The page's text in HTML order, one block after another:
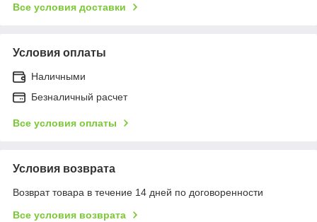
Все условия доставки
Условия оплаты
Наличными
Безналичный расчет
Все условия оплаты
Условия возврата
Возврат товара в течение 14 дней по договоренности
Все условия возврата